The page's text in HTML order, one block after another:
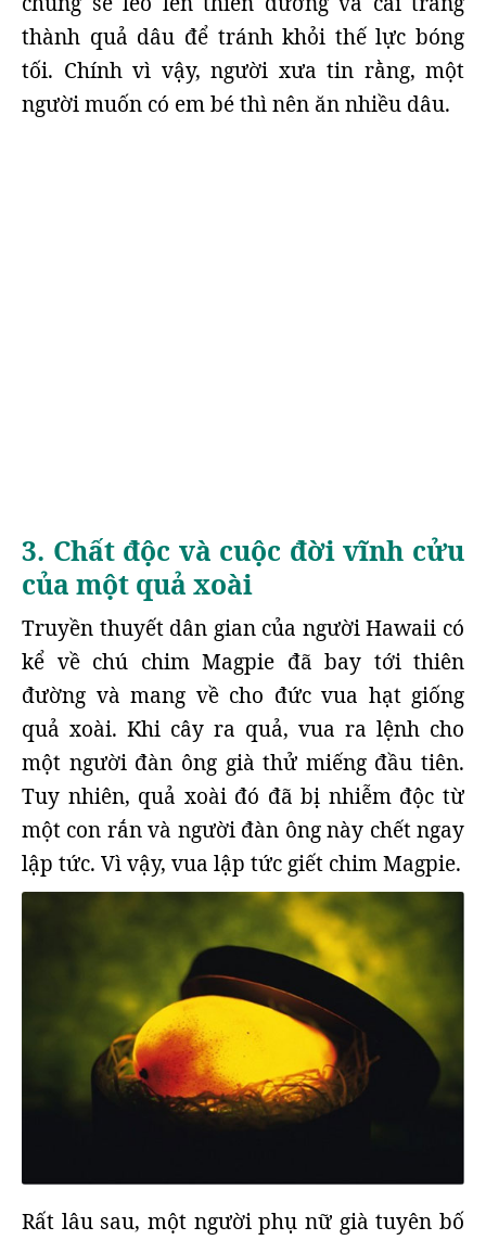
thành quả dâu để tránh khỏi thế lực bóng
tối. Chính vì vậy, người xưa tin rằng, một
người muốn có em bé thì nên ăn nhiều dâu.
3. Chất độc và cuộc đời vĩnh cửu
của một quả xoài
Truyền thuyết dân gian của người Hawaii có
kể về chú chim Magpie đã bay tới thiên
đường và mang về cho đức vua hạt giống
quả xoài. Khi cây ra quả, vua ra lệnh cho
một người đàn ông già thử miếng đầu tiên.
Tuy nhiên, quả xoài đó đã bị nhiễm độc từ
một con rắn và người đàn ông này chết ngay
lập tức. Vì vậy, vua lập tức giết chim Magpie.
Rất lâu sau, một người phụ nữ già tuyên bố